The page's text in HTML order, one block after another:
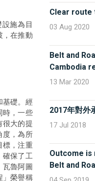
施為目
，在推動
基礎。經
時，一些
很大的提
度，為所
標，注重
確保了工
瓦魯阿圖
」榮譽稱
Clear
03 Aug 2020
Belt and
Cambodia
13 Mar 2020
2017年對外
17 Jul 2018
Outcome
Belt and